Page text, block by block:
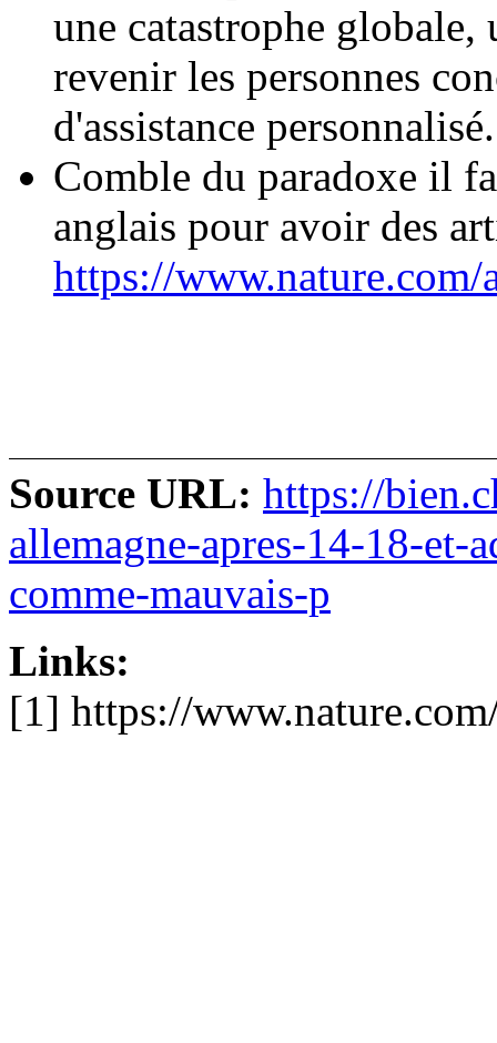
une catastrophe
revenir les personnes
d'assistance personnalisé.
Comble du paradoxe il
anglais pour avoir des
https://
Source URL: https://
allemagne-apres-14-18-
comme-mauvais-p
Links:
[1] https://